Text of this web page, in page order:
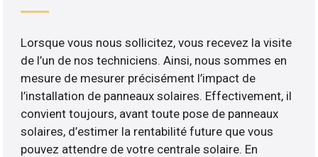
Lorsque vous nous sollicitez, vous recevez la visite
de l’un de nos techniciens. Ainsi, nous sommes en
mesure de mesurer précisément l’impact de
l’installation de panneaux solaires. Effectivement, il
convient toujours, avant toute pose de panneaux
solaires, d’estimer la rentabilité future que vous
pouvez attendre de votre centrale solaire. En